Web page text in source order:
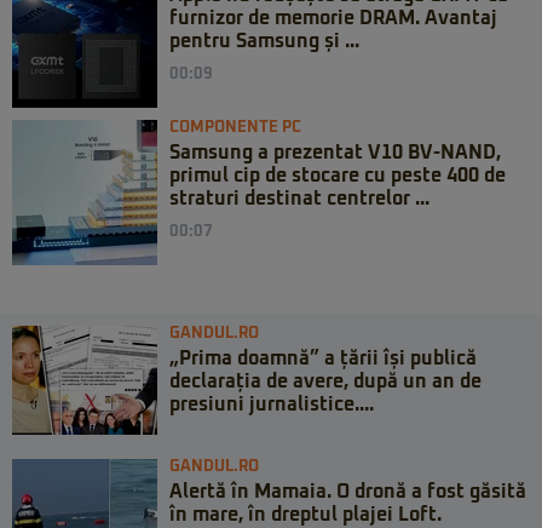
furnizor de memorie DRAM. Avantaj
pentru Samsung și ...
00:09
COMPONENTE PC
Samsung a prezentat V10 BV-NAND,
primul cip de stocare cu peste 400 de
straturi destinat centrelor ...
00:07
GANDUL.RO
„Prima doamnă” a țării își publică
declarația de avere, după un an de
presiuni jurnalistice....
GANDUL.RO
Alertă în Mamaia. O dronă a fost găsită
în mare, în dreptul plajei Loft.